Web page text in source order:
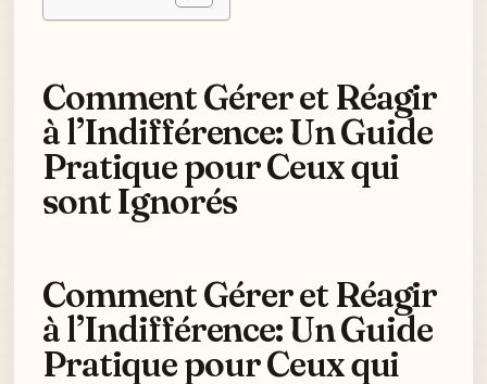
Comment Gérer et Réagir
à l’Indifférence: Un Guide
Pratique pour Ceux qui
sont Ignorés
Comment Gérer et Réagir
à l’Indifférence: Un Guide
Pratique pour Ceux qui